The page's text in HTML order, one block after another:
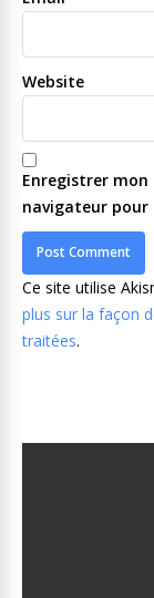
Website
Enregistrer
navigateur pour
Ce site utilise
plus sur la façon
traitées.